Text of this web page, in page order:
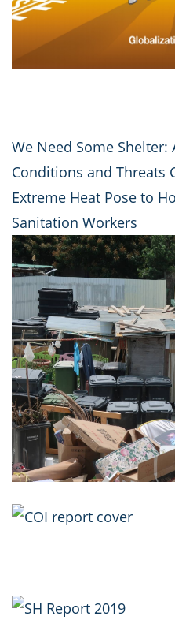
We Need Some Shelter:
Conditions and Threats
Extreme Heat Pose to
Sanitation Workers